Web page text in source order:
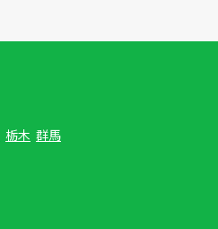
栃木 群馬